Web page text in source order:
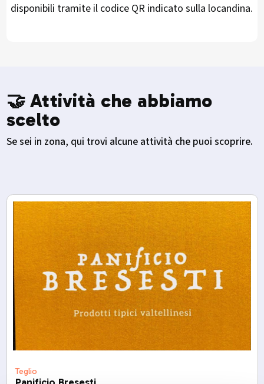
disponibili tramite il codice QR indicato sulla locandina.​
🤝 Attività che abbiamo
scelto
Se sei in zona, qui trovi alcune attività che puoi scoprire.
Teglio